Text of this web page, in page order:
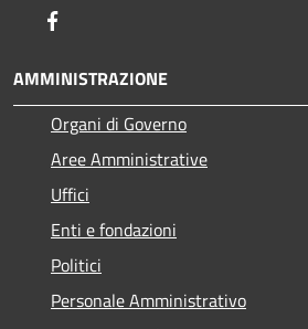
AMMINISTRAZIONE
Organi di Governo
Aree Amministrative
Uffici
Enti e fondazioni
Politici
Personale Amministrativo